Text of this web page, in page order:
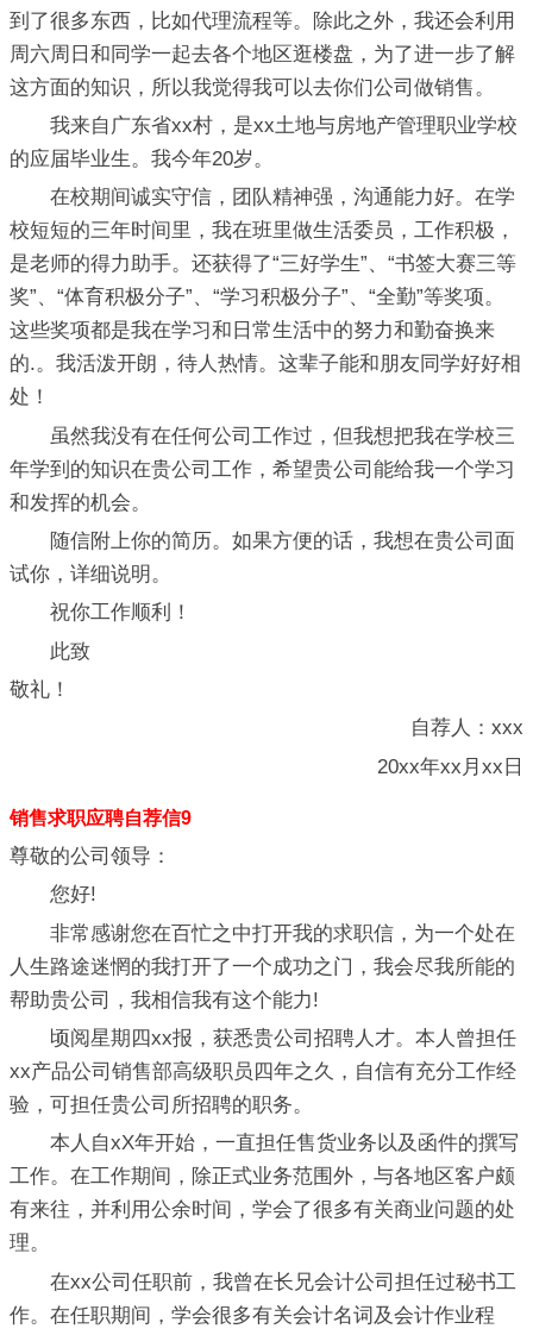
到了很多东西，比如代理流程等。除此之外，我还会利用
周六周日和同学一起去各个地区逛楼盘，为了进一步了解
这方面的知识，所以我觉得我可以去你们公司做销售。
我来自广东省xx村，是xx土地与房地产管理职业学校
的应届毕业生。我今年20岁。
在校期间诚实守信，团队精神强，沟通能力好。在学
校短短的三年时间里，我在班里做生活委员，工作积极，
是老师的得力助手。还获得了“三好学生”、“书签大赛三等
奖”、“体育积极分子”、“学习积极分子”、“全勤”等奖项。
这些奖项都是我在学习和日常生活中的努力和勤奋换来
的.。我活泼开朗，待人热情。这辈子能和朋友同学好好相
处！
虽然我没有在任何公司工作过，但我想把我在学校三
年学到的知识在贵公司工作，希望贵公司能给我一个学习
和发挥的机会。
随信附上你的简历。如果方便的话，我想在贵公司面
试你，详细说明。
祝你工作顺利！
此致
敬礼！
自荐人：xxx
20xx年xx月xx日
销售求职应聘自荐信9
尊敬的公司领导：
您好!
非常感谢您在百忙之中打开我的求职信，为一个处在
人生路途迷惘的我打开了一个成功之门，我会尽我所能的
帮助贵公司，我相信我有这个能力!
顷阅星期四xx报，获悉贵公司招聘人才。本人曾担任
xx产品公司销售部高级职员四年之久，自信有充分工作经
验，可担任贵公司所招聘的职务。
本人自xX年开始，一直担任售货业务以及函件的撰写
工作。在工作期间，除正式业务范围外，与各地区客户颇
有来往，并利用公余时间，学会了很多有关商业问题的处
理。
在xx公司任职前，我曾在长兄会计公司担任过秘书工
作。在任职期间，学会很多有关会计名词及会计作业程